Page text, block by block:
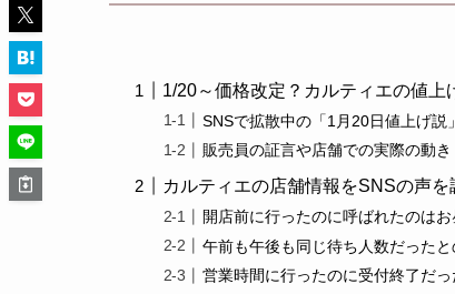
1/20～価格改定？カルティエの値上
SNSで拡散中の「1月20日値上げ説
販売員の証言や店舗での実際の動き
カルティエの店舗情報をSNSの声を
開店前に行ったのに呼ばれたのは
午前も午後も同じ待ち人数だったと
営業時間に行ったのに受付終了だっ